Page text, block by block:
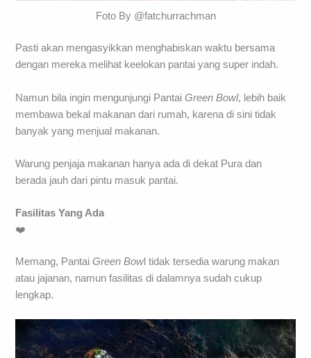
Foto By @fatchurrachman
Pasti akan mengasyikkan menghabiskan waktu bersama
dengan mereka melihat keelokan pantai yang super indah.
Namun bila ingin mengunjungi PantaiGreen Bowl, lebih baik
membawa bekal makanan dari rumah, karena di sini tidak
banyak yang menjual makanan.
Warung penjaja makanan hanya ada di dekat Pura dan
berada jauh dari pintu masuk pantai.
Fasilitas Yang Ada
❤️
Memang, PantaiGreen Bowl tidak tersedia warung makan
atau jajanan, namun fasilitas di dalamnya sudah cukup
lengkap.